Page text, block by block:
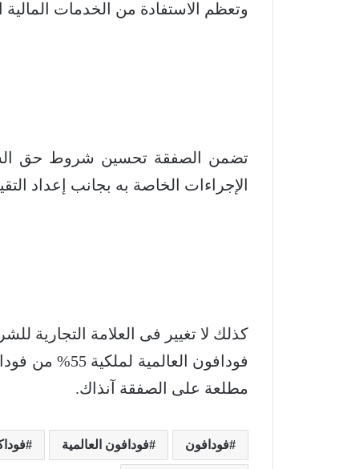
وتعظم الاستفادة من الخدمات
تضمن الصفقة تحسين شروط حق
الإجراءات الخاصة به بجانب إعداد
كذلك لا تغيير فى العلامة التجارية
فودافون
مطلعة على الصفقة آنذاك.
فودافون فودافون العالمية